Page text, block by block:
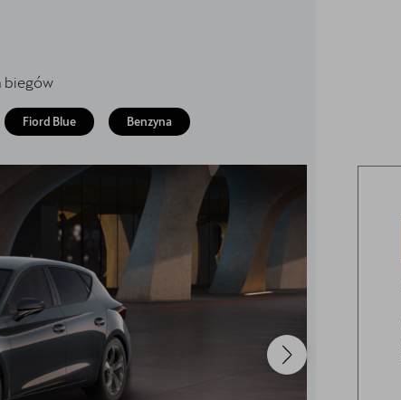
biegów
Fiord Blue Benzyna